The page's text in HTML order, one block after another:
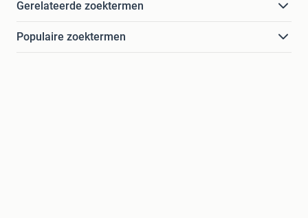
Gerelateerde zoektermen
Populaire zoektermen